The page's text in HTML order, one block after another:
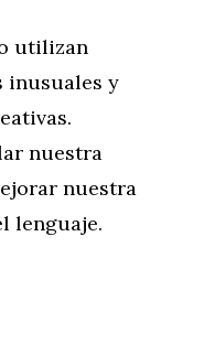
utilizan
inusuales y
nuestra
nuestra
lenguaje.